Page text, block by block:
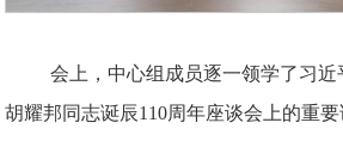
会上，中心组成员逐一领学了习
胡耀邦同志诞辰110周年座谈会上的重